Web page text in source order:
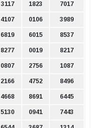
3117 1823 7017
4107 0106 3989
6819 6015 8537
8277 0019 8217
0807 2756 1087
2166 4752 8496
4668 8691 6445
5130 0941 7443